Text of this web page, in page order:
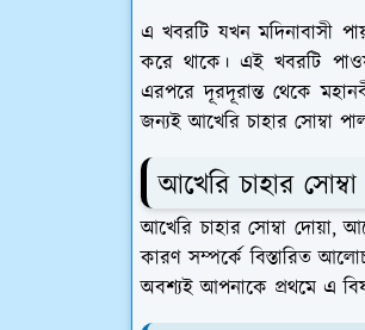
এ খবরটি যখন মদিনাবাসী
করে থাকে। এই খবরটি
এরপরে দূরদূরান্ত থেকে
জন্যই আখেরি চাহার সোম্বা
আখেরি চাহার
আখেরি চাহার সোম্বা দোয়া,
কারণ সম্পর্কে বিস্তারিত
অবশ্যই আপনাকে প্রথমে এ